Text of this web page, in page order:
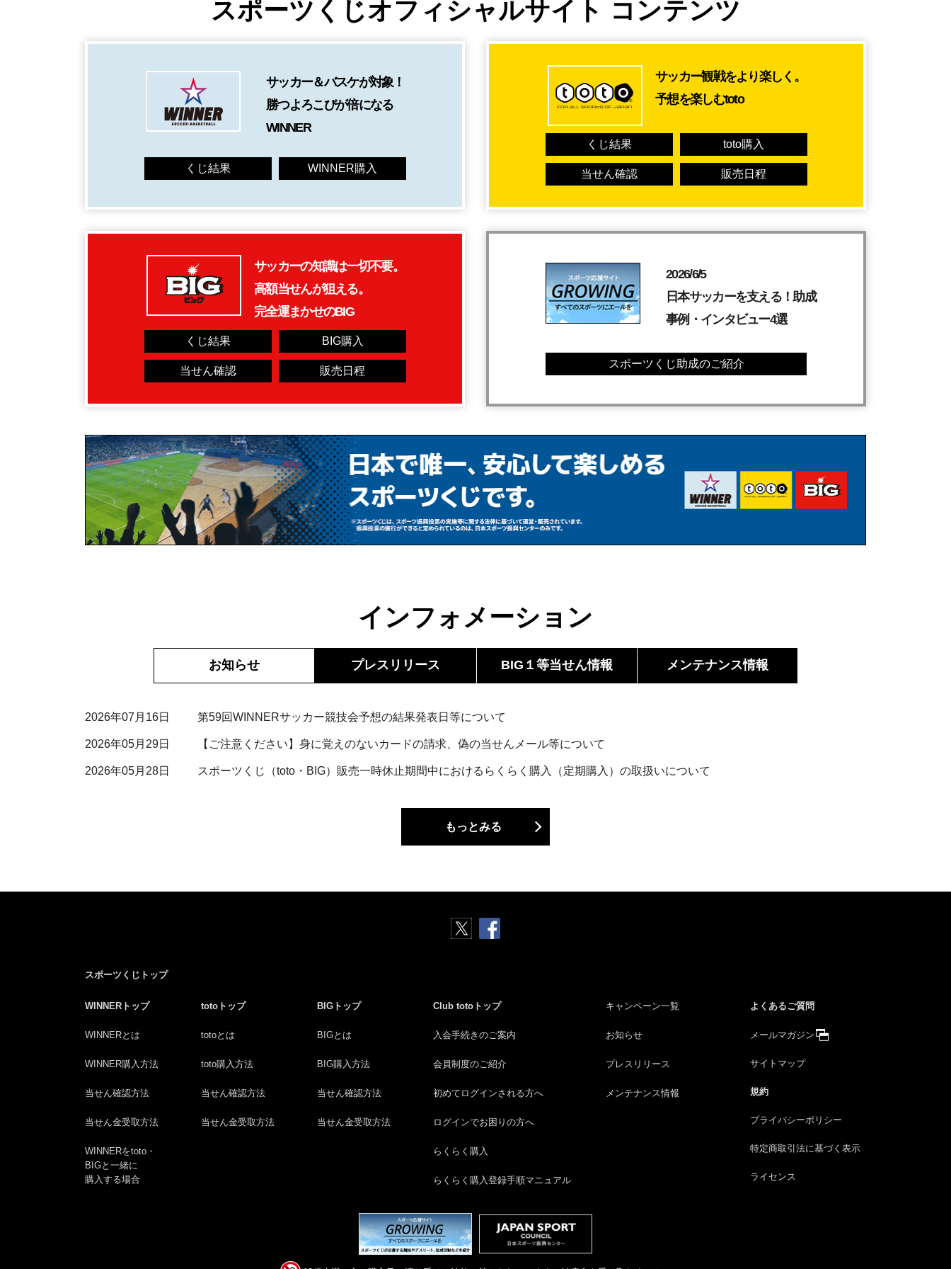
スポーツくじオフィシャルサイト コンテンツ
サッカー＆バスケが対象！
勝つよろこびが倍になる
WINNER
くじ結果 WINNER購入
サッカー観戦をより楽しく。
予想を楽しむtoto
くじ結果 toto購入
当せん確認 販売日程
サッカーの知識は一切不要。
高額当せんが狙える。
完全運まかせのBIG
くじ結果 BIG購入
当せん確認 販売日程
2026/6/5
日本サッカーを支える！助成
事例・インタビュー4選
スポーツくじ助成のご紹介
インフォメーション
お知らせ プレス リリース BIG１等当せん情報 メンテナンス情報
2026年07月16日 第59回WINNERサッカー競技会予想の結果発表日等について
2026年05月29日 【ご注意ください】身に覚えのないカードの請求、偽の当せんメール等について
2026年05月28日 スポーツくじ（toto・BIG）販売一時休止期間中におけるらくらく購入（定期購入）の取扱いについて
もっとみる
スポーツくじトップ
WINNERトップ
WINNERとは
WINNER購入方法
当せん確認方法
当せん金受取方法
WINNERをtoto・
BIGと一緒に
購入する場合
totoトップ
totoとは
toto購入方法
当せん確認方法
当せん金受取方法
BIGトップ
BIGとは
BIG購入方法
当せん確認方法
当せん金受取方法
Club totoトップ
入会手続きのご案内
会員制度のご紹介
初めてログインされる方へ
ログインでお困りの方へ
らくらく購入
らくらく購入登録手順マニュアル
キャンペーン一覧
お知らせ
プレスリリース
メンテナンス情報
よくあるご質問
メールマガジン
サイトマップ
規約
プライバシーポリシー
特定商取引法に基づく表示
ライセンス